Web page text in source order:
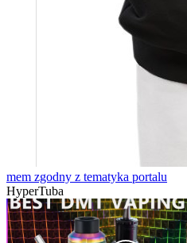
mem zgodny z tematyka portalu
HyperTuba